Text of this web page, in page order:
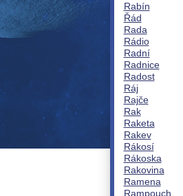
Rabín
Řád
Rada
Rádio
Radní
Radnice
Radost
Ráj
Rajče
Rak
Raketa
Rakev
Rákosí
Rákoska
Rakovina
Ramena
Rampouch